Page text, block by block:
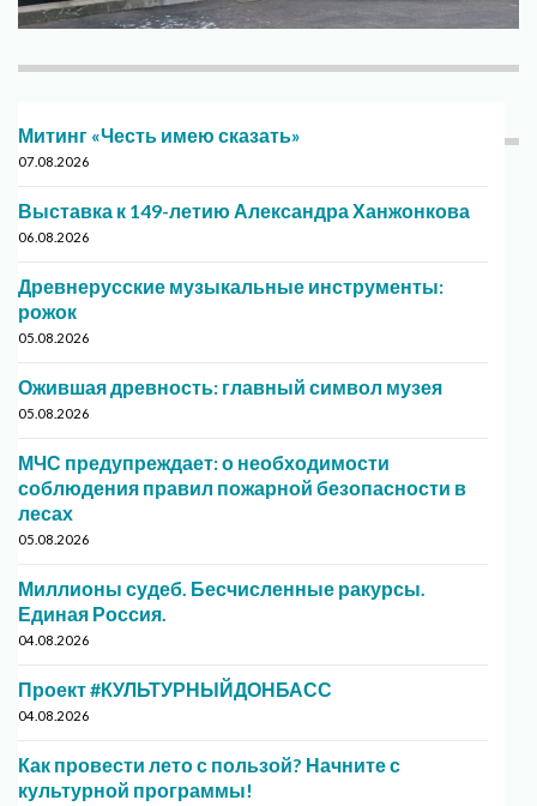
Митинг «Честь имею сказать»
07.08.2026
Выставка к 149-летию Александра Ханжонкова
06.08.2026
Древнерусские музыкальные инструменты:
рожок
05.08.2026
Ожившая древность: главный символ музея
05.08.2026
МЧС предупреждает: о необходимости
соблюдения правил пожарной безопасности в
лесах
05.08.2026
Миллионы судеб. Бесчисленные ракурсы.
Единая Россия.
04.08.2026
Проект #КУЛЬТУРНЫЙДОНБАСС
04.08.2026
Как провести лето с пользой? Начните с
культурной программы!